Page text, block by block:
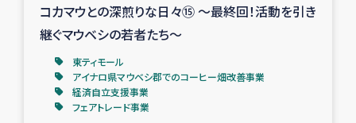
女性の生計向上を通じた子どもの栄養改善事業
民際教育
コカマウとの深煎りな日々⑮ ～最終回！活動を引き
継ぐマウベシの若者たち～
東ティモール
アイナロ県マウベシ郡でのコーヒー畑改善事業
経済自立支援事業
フェアトレード事業